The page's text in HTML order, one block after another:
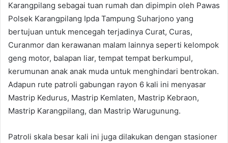
Karangpilang sebagai tuan rumah dan dipimpin oleh Pawas
Polsek Karangpilang Ipda Tampung Suharjono yang
bertujuan untuk mencegah terjadinya Curat, Curas,
Curanmor dan kerawanan malam lainnya seperti kelompok
geng motor, balapan liar, tempat tempat berkumpul,
kerumunan anak anak muda untuk menghindari bentrokan.
Adapun rute patroli gabungan rayon 6 kali ini menyasar
Mastrip Kedurus, Mastrip Kemlaten, Mastrip Kebraon,
Mastrip Karangpilang, dan Mastrip Warugunung.
Patroli skala besar kali ini juga dilakukan dengan stasioner